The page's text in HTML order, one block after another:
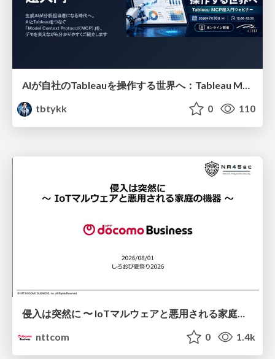
tbtykk
0 110
侵入は突然に 〜 IoTマルウェアと悪用される家庭の機器 ～ / When Intrusion Strikes: IoT Malware and the Abuse of Home Devices
nttcom
0 1.4k